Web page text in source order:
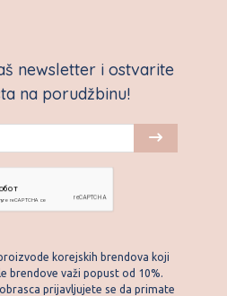
newsletter i ostvarite
na porudžbinu!
korejskih brendova koji
brendove važi popust od 10%.
prijavljujete se da primate